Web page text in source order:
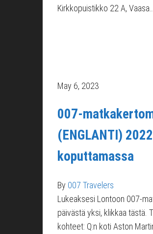
Kirkkopuistikko 22 A, Vaasa…
May 6, 2023
007-
(ENGLANTI)
koputtamassa
By 007 Travelers
Lukeaksesi Lontoon 007-
päivästä yksi, klikkaa tästä.
kohteet: Q:n koti Aston